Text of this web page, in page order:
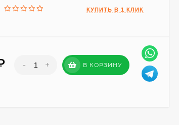
- + В КОРЗИНУ